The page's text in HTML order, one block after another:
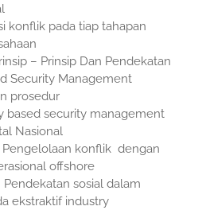
konflik pada tiap tahapan
– Prinsip Dan Pendekatan
Security Management
prosedur
based security management
Nasional
Pengelolaan konflik dengan
offshore
sosial dalam
ekstraktif industry